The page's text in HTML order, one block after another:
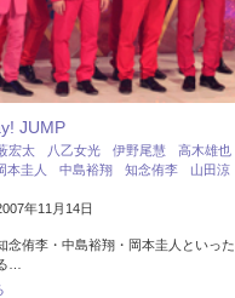
JUMP
宏太 八乙女光 伊野尾慧
高木雄也
本圭人 中島裕翔 知念侑李
山田涼
年11月14日
念侑李・中島裕翔・岡本圭人といった
…